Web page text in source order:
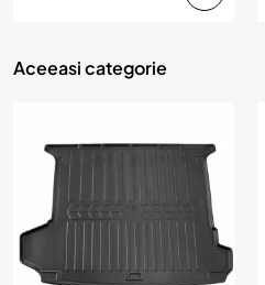
Aceeasi categorie